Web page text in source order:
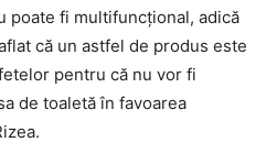
poate fi multifuncțional, adică
că un astfel de produs este
pentru că nu vor fi
de toaletă în favoarea